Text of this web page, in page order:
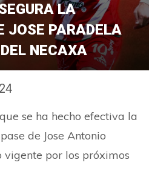
LA
JOSE PARADELA
NECAXA
se ha hecho efectiva la
de Jose Antonio
vigente por los próximos